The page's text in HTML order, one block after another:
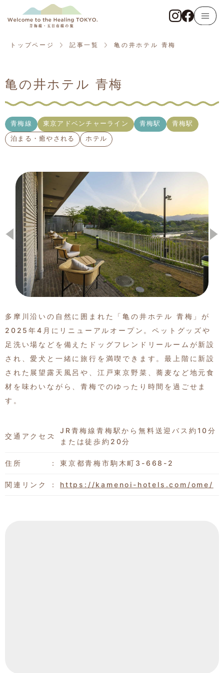
五日市線
記事一覧
観る・触れる
食べる・飲む
泊まる・癒やされる
季節の特集記事
トップページ 記事一覧 亀の井ホテル 青梅
亀の井ホテル 青梅
青梅線 東京アドベンチャーライン 青梅駅
青梅駅
泊まる・癒やされる
ホテル
多摩川沿いの自然に囲まれた「亀の井ホテル 青梅」が
2025年4月にリニューアルオープン。ペットグッズや
足洗い場などを備えたドッグフレンドリールームが新設
され、愛犬と一緒に旅行を満喫できます。最上階に新設
された展望露天風呂や、江戸東京野菜、蕎麦など地元食
材を味わいながら、青梅でのゆったり時間を過ごせま
す。
交通アクセス
JR青梅線青梅駅から無料送迎バス約10分
または徒歩約20分
住所 東京都青梅市駒木町3-668-2
関連リンク https://kamenoi-hotels.com/ome/